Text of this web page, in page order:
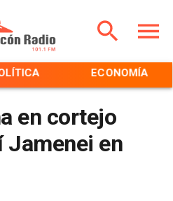
ECONOMÍA
en cortejo
Jamenei en